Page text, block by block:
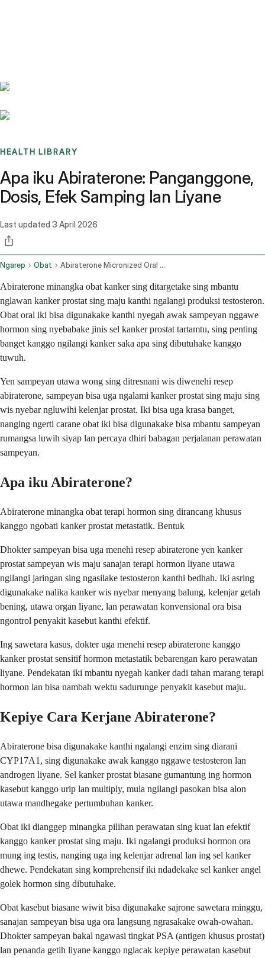
HEALTH LIBRARY
Apa iku Abiraterone: Panganggone,
Dosis, Efek Samping lan Liyane
Last updated 3 April 2026
Ngarep Obat Abiraterone Micronized Oral Route
Abiraterone minangka obat kanker sing ditargetake sing mbantu
nglawan kanker prostat sing maju kanthi ngalangi produksi testosteron.
Obat oral iki bisa digunakake kanthi nyegah awak sampeyan nggawe
hormon sing nyebabake jinis sel kanker prostat tartamtu, sing penting
banget kanggo ngilangi kanker saka apa sing dibutuhake kanggo
tuwuh.
Yen sampeyan utawa wong sing ditresnani wis diwenehi resep
abiraterone, sampeyan bisa uga ngalami kanker prostat sing maju sing
wis nyebar ngluwihi kelenjar prostat. Iki bisa uga krasa banget,
nanging ngerti carane obat iki bisa digunakake bisa mbantu sampeyan
rumangsa luwih siyap lan percaya dhiri babagan perjalanan perawatan
sampeyan.
Apa iku Abiraterone?
Abiraterone minangka obat terapi hormon sing dirancang khusus
kanggo ngobati kanker prostat metastatik. Bentuk
Dhokter sampeyan bisa uga menehi resep abiraterone yen kanker
prostat sampeyan wis maju sanajan terapi hormon liyane utawa
ngilangi jaringan sing ngasilake testosteron kanthi bedhah. Iki asring
digunakake nalika kanker wis nyebar menyang balung, kelenjar getah
bening, utawa organ liyane, lan perawatan konvensional ora bisa
ngontrol penyakit kasebut kanthi efektif.
Ing sawetara kasus, dokter uga menehi resep abiraterone kanggo
kanker prostat sensitif hormon metastatik bebarengan karo perawatan
liyane. Pendekatan iki mbantu nyegah kanker dadi tahan marang terapi
hormon lan bisa nambah wektu sadurunge penyakit kasebut maju.
Kepiye Cara Kerjane Abiraterone?
Abiraterone bisa digunakake kanthi ngalangi enzim sing diarani
CYP17A1, sing digunakake awak kanggo nggawe testosteron lan
androgen liyane. Sel kanker prostat biasane gumantung ing hormon
kasebut kanggo urip lan multiply, mula ngilangi pasokan bisa alon
utawa mandhegake pertumbuhan kanker.
Obat iki dianggep minangka pilihan perawatan sing kuat lan efektif
kanggo kanker prostat sing maju. Iki ngalangi produksi hormon ora
mung ing testis, nanging uga ing kelenjar adrenal lan ing sel kanker
dhewe. Pendekatan sing komprehensif iki ndadekake sel kanker angel
golek hormon sing dibutuhake.
Obat kasebut biasane wiwit bisa digunakake sajrone sawetara minggu,
sanajan sampeyan bisa uga ora langsung ngrasakake owah-owahan.
Dhokter sampeyan bakal ngawasi tingkat PSA (antigen khusus prostat)
lan penanda getih liyane kanggo nglacak kepiye perawatan kasebut